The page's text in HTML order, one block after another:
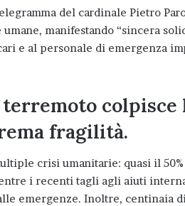
del cardinale Pietro
manifestando “sincera
e al personale di emergenza
colpisce
fragilità.
crisi umanitarie: quasi il
i recenti tagli agli aiuti
emergenze. Inoltre, centinaia